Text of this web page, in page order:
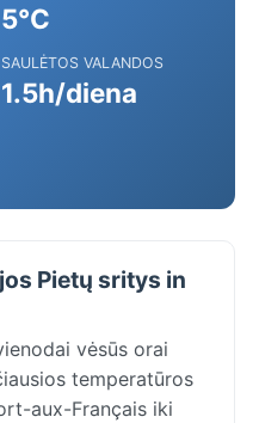
5°C
SAULĖTOS VALANDOS
1.5h/diena
Pietų sritys in
vėsūs orai
temperatūros
aux-Français iki